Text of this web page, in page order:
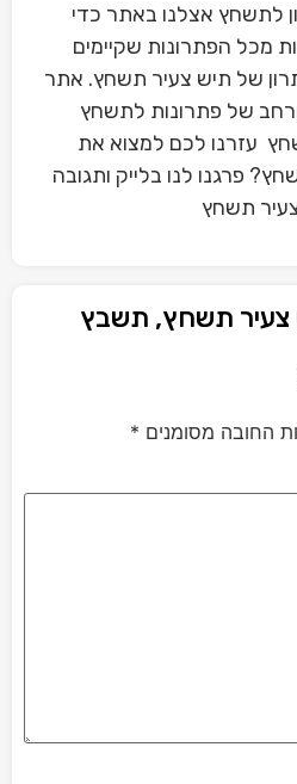
לתשחץ אצלנו באתר כדי
מכל הפתרונות שקיימים
של תיש צעיר תשחץ. אתר
של פתרונות לתשחץ
עזרנו לכם למצוא את
פרגנו לנו בלייק ותגובה
תשחץ
צעיר תשחץ, תשבץ
החובה מסומנים *